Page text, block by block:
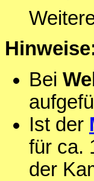
Bei
Ist der
für ca.
der